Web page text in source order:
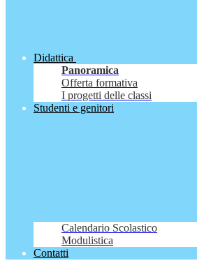
Didattica
Panoramica
Offerta formativa
I progetti delle classi
Studenti e genitori
Calendario Scolastico
Modulistica
Contatti